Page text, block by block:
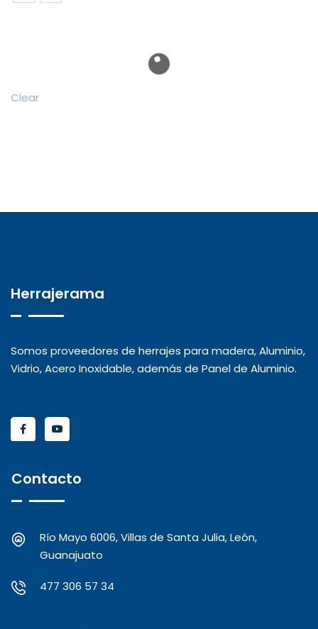
Clear
Herrajerama
Somos proveedores de herrajes para madera, Aluminio,
Vidrio, Acero Inoxidable, además de Panel de Aluminio.
Contacto
Río Mayo 6006, Villas de Santa Julia, León,
Guanajuato
477 306 57 34